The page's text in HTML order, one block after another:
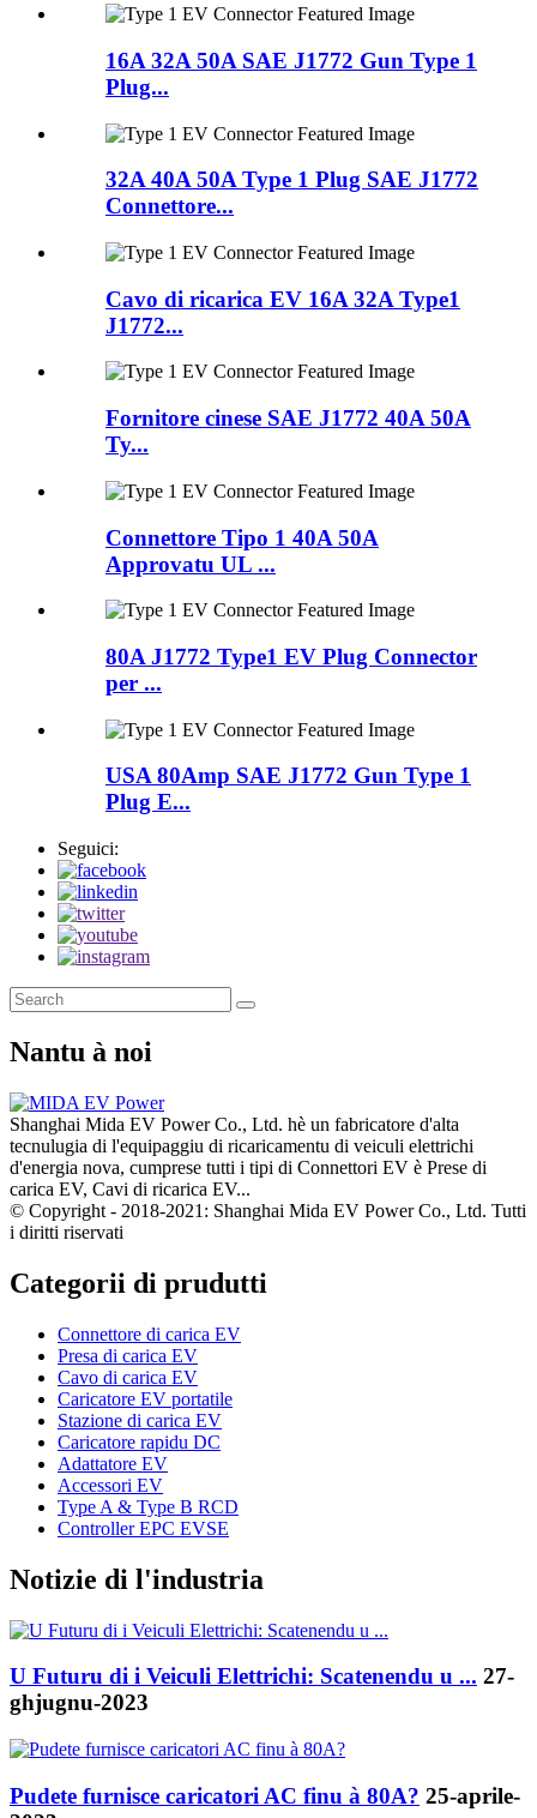
16A 32A 50A SAE J1772 Gun Type 1
Plug...
32A 40A 50A Type 1 Plug SAE J1772
Connettore...
Cavo di ricarica EV 16A 32A Type1
J1772...
Fornitore cinese SAE J1772 40A 50A
Ty...
Connettore Tipo 1 40A 50A
Approvatu UL ...
80A J1772 Type1 EV Plug Connector
per ...
USA 80Amp SAE J1772 Gun Type 1
Plug E...
Seguici:
Nantu à noi
Shanghai Mida EV Power Co., Ltd. hè un fabricatore d'alta
tecnulugia di l'equipaggiu di ricaricamentu di veiculi elettrichi
d'energia nova, cumprese tutti i tipi di Connettori EV è Prese di
carica EV, Cavi di ricarica EV...
© Copyright - 2018-2021: Shanghai Mida EV Power Co., Ltd. Tutti
i diritti riservati
Categorii di prudutti
Connettore di carica EV
Presa di carica EV
Cavo di carica EV
Caricatore EV portatile
Stazione di carica EV
Caricatore rapidu DC
Adattatore EV
Accessori EV
Type A & Type B RCD
Controller EPC EVSE
Notizie di l'industria
U Futuru di i Veiculi Elettrichi: Scatenendu u ... 27-
ghjugnu-2023
Pudete furnisce caricatori AC finu à 80A? 25-aprile-